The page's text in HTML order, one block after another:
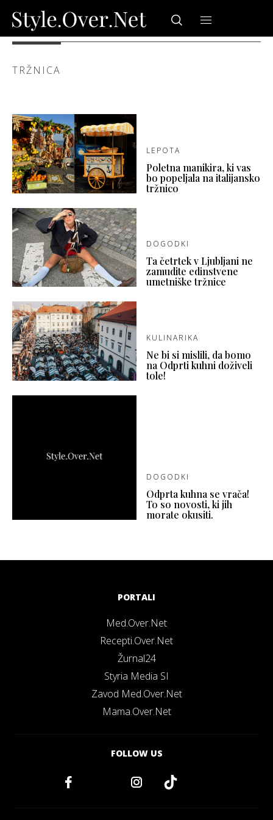
TRŽNICA
LEPOTA
Poletna manikira, ki vas
bo popeljala na italijansko
tržnico
DOGODKI
Ta četrtek v Ljubljani ne
zamudite edinstvene
umetniške tržnice
KULINARIKA
Ne bi si mislili, da bomo
na Odprti kuhni doživeli
tole!
DOGODKI
Odprta kuhna se vrača!
To so novosti, ki jih
morate okusiti.
PORTALI
Med.Over.Net
Recepti.Over.Net
Žurnal24
Styria Media SI
Zavod Med.Over.Net
Mama.Over.Net
FOLLOW US